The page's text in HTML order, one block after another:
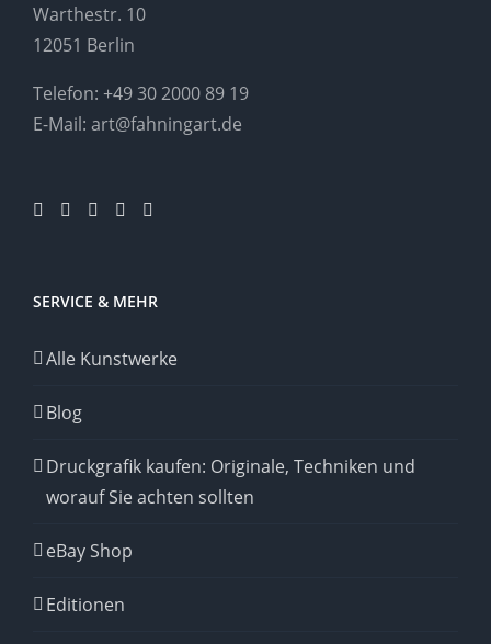
Warthestr. 10
12051 Berlin
Telefon: +49 30 2000 89 19
E-Mail: art@fahningart.de
SERVICE & MEHR
Alle Kunstwerke
Blog
Druckgrafik kaufen: Originale, Techniken und
worauf Sie achten sollten
eBay Shop
Editionen